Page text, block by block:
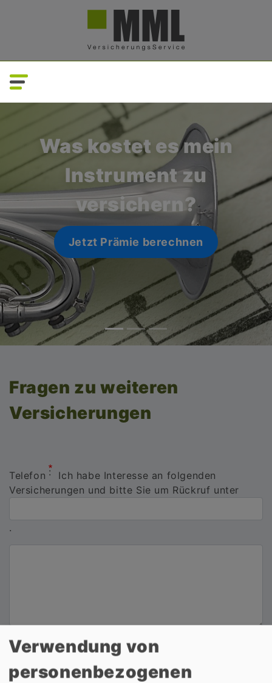
Was kostet es mein
Instrument zu
versichern?
Jetzt Prämie berechnen
Fragen zu weiteren
Versicherungen
Telefon
Ich habe Interesse an folgenden
Versicherungen und bitte Sie um Rückruf unter
.
Vorname
Verwendung von
personenbezogenen